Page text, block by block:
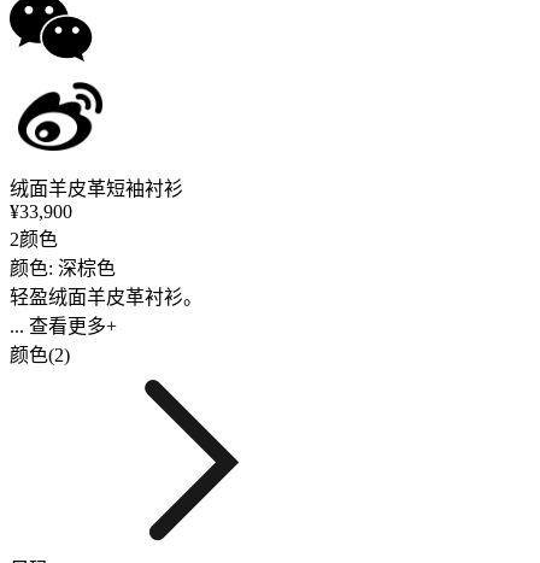
绒面羊皮革短袖衬衫
¥33,900
2颜色
颜色: 深棕色
轻盈绒面羊皮革衬衫。
... 查看更多+
颜色(2)